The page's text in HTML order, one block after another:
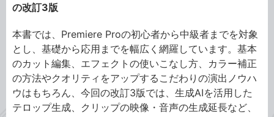
の改訂3版
本書では、Premiere Proの初心者から中級者までを対象
とし、基礎から応用までを幅広く網羅しています。基本
のカット編集、エフェクトの使いこなし方、カラー補正
の方法やクオリティをアップするこだわりの演出ノウハ
ウはもちろん、今回の改訂3版では、生成AIを活用した
テロップ生成、クリップの映像・音声の生成延長など、